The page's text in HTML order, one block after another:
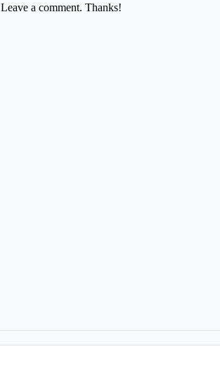
Leave a comment. Thanks!